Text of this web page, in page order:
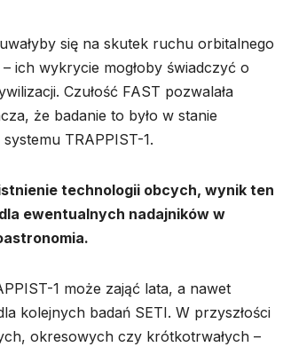
się na skutek ruchu orbitalnego
ich wykrycie mogłoby świadczyć o
Czułość FAST pozwalała
że badanie to było w stanie
TRAPPIST-1.
technologii obcych, wynik ten
ewentualnych nadajników w
1 może zająć lata, a nawet
kolejnych badań SETI. W przyszłości
okresowych czy krótkotrwałych –